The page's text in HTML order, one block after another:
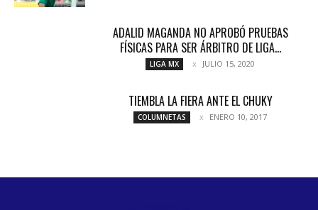
ADALID MAGANDA NO APROBÓ PRUEBAS
FÍSICAS PARA SER ÁRBITRO DE LIGA...
LIGA MX JULIO 15, 2020
TIEMBLA LA FIERA ANTE EL CHUKY
COLUMNETAS ENERO 10, 2017